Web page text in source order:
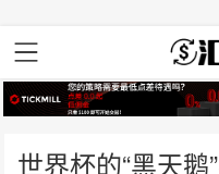
世界杯的“黑天鹅